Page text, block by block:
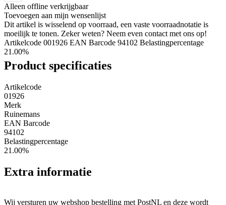
Alleen offline verkrijgbaar
Toevoegen aan mijn wensenlijst
Dit artikel is wisselend op voorraad, een vaste voorraadnotatie is
moeilijk te tonen. Zeker weten? Neem even contact met ons op!
Artikelcode 001926 EAN Barcode 94102 Belastingpercentage
21.00%
Product specificaties
Artikelcode
01926
Merk
Ruinemans
EAN Barcode
94102
Belastingpercentage
21.00%
Extra informatie
Wij versturen uw webshop bestelling met PostNL en deze wordt